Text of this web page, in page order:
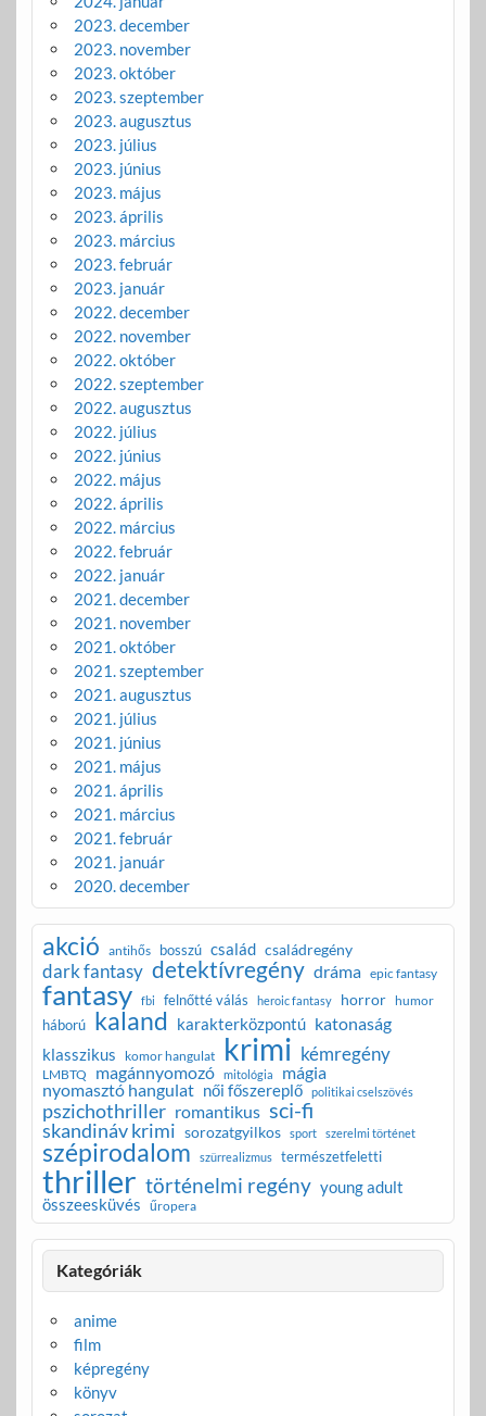
2023. december
2023. november
2023. október
2023. szeptember
2023. augusztus
2023. július
2023. június
2023. május
2023. április
2023. március
2023. február
2023. január
2022. december
2022. november
2022. október
2022. szeptember
2022. augusztus
2022. július
2022. június
2022. május
2022. április
2022. március
2022. február
2022. január
2021. december
2021. november
2021. október
2021. szeptember
2021. augusztus
2021. július
2021. június
2021. május
2021. április
2021. március
2021. február
2021. január
2020. december
akció antihős bosszú család családregény
dark fantasy detektívregény dráma epic fantasy
fantasy fbi felnőtté válás heroic fantasy horror humor
háború kaland karakterközpontú katonaság
klasszikus komor hangulat krimi kémregény
LMBTQ magánnyomozó mitológia mágia
nyomasztó hangulat női főszereplő politikai cselszövés
pszichothriller romantikus sci-fi
skandináv krimi sorozatgyilkos sport szerelmi történet
szépirodalom szürrealizmus természetfeletti
thriller történelmi regény young adult
összeesküvés űropera
Kategóriák
anime
film
képregény
könyv